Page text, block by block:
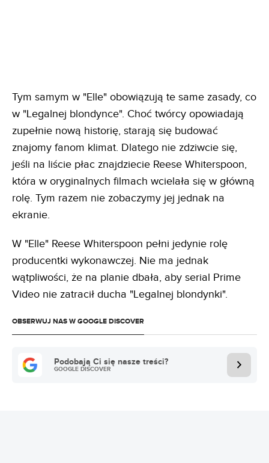
Tym samym w "Elle" obowiązują te same zasady, co
w "Legalnej blondynce". Choć twórcy opowiadają
zupełnie nową historię, starają się budować
znajomy fanom klimat. Dlatego nie zdziwcie się,
jeśli na liście płac znajdziecie Reese Whiterspoon,
która w oryginalnych filmach wcielała się w główną
rolę. Tym razem nie zobaczymy jej jednak na
ekranie.
W "Elle" Reese Whiterspoon pełni jedynie rolę
producentki wykonawczej. Nie ma jednak
wątpliwości, że na planie dbała, aby serial Prime
Video nie zatracił ducha "Legalnej blondynki".
OBSERWUJ NAS W GOOGLE DISCOVER
Podobają Ci się nasze treści?
GOOGLE DISCOVER